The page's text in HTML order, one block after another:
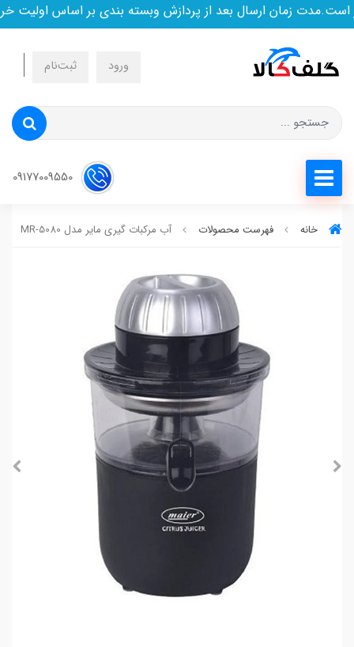
زمان ارسال بعد از پردازش وبسته بندی بر اساس اولیت
ورود ثبت‌نام
خانه فهرست محصولات آب مرکبات گیری مایر مدل MR-5080